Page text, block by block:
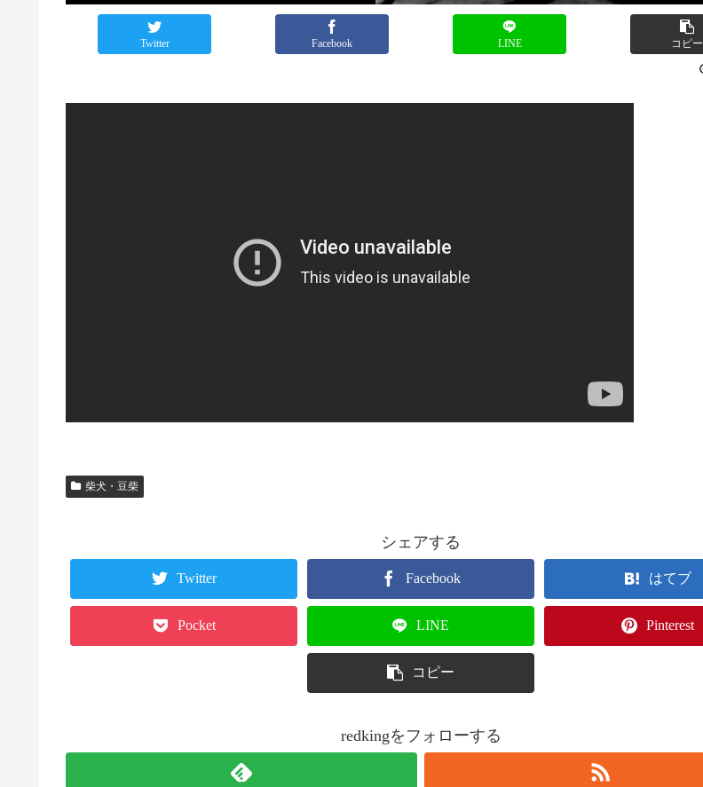
Twitter Facebook LINE コピー
柴犬・豆柴
シェアする
Twitter Facebook はてブ
Pocket LINE Pinterest
コピー
redkingをフォローする